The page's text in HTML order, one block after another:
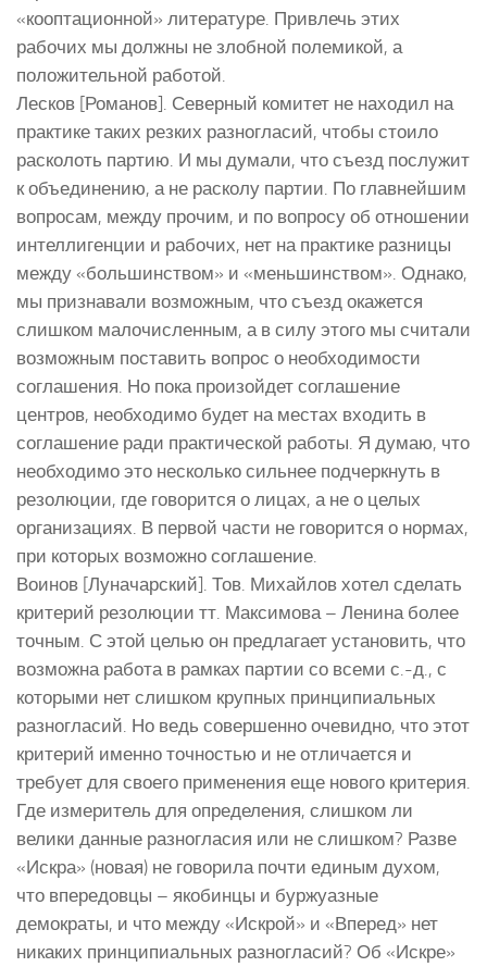
«кооптационной» литературе. Привлечь этих
рабочих мы должны не злобной полемикой, а
положительной работой.
Лесков [Романов]. Северный комитет не находил на
практике таких резких разногласий, чтобы стоило
расколоть партию. И мы думали, что съезд послужит
к объединению, а не расколу партии. По главнейшим
вопросам, между прочим, и по вопросу об отношении
интеллигенции и рабочих, нет на практике разницы
между «большинством» и «меньшинством». Однако,
мы признавали возможным, что съезд окажется
слишком малочисленным, а в силу этого мы считали
возможным поставить вопрос о необходимости
соглашения. Но пока произойдет соглашение
центров, необходимо будет на местах входить в
соглашение ради практической работы. Я думаю, что
необходимо это несколько сильнее подчеркнуть в
резолюции, где говорится о лицах, а не о целых
организациях. В первой части не говорится о нормах,
при которых возможно соглашение.
Воинов [Луначарский]. Тов. Михайлов хотел сделать
критерий резолюции тт. Максимова – Ленина более
точным. С этой целью он предлагает установить, что
возможна работа в рамках партии со всеми с.-д., с
которыми нет слишком крупных принципиальных
разногласий. Но ведь совершенно очевидно, что этот
критерий именно точностью и не отличается и
требует для своего применения еще нового критерия.
Где измеритель для определения, слишком ли
велики данные разногласия или не слишком? Разве
«Искра» (новая) не говорила почти единым духом,
что впередовцы – якобинцы и буржуазные
демократы, и что между «Искрой» и «Вперед» нет
никаких принципиальных разногласий? Об «Искре»